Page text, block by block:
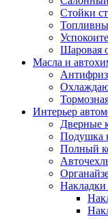
Стойки
Шаровая
Масла и
Антифриз
Интерьер
Дверные
Подушка
Полный
Накладки